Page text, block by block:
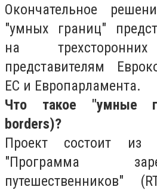
Окончательное
"умных границ"
на
представителям
ЕС и Европарламента.
Что такое "умные
borders)?
Проект состоит
"Программа
путешественников"